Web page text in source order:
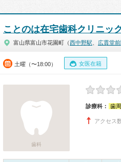
ことのは在宅歯科クリニッ
富山県富山市花園町（西中野駅 広貫堂
土曜（〜18:00） 女医在籍
歯科
診療科： 歯
アクセス